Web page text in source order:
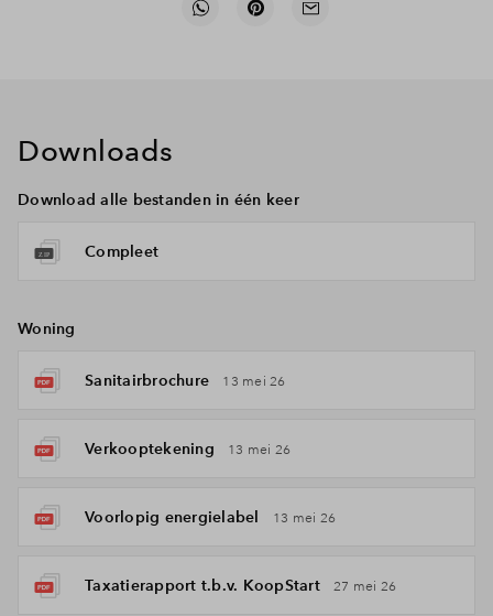
Downloads
Download alle bestanden in één keer
Compleet
Woning
Sanitairbrochure 13 mei 26
Verkooptekening 13 mei 26
Voorlopig energielabel 13 mei 26
Taxatierapport t.b.v. KoopStart 27 mei 26